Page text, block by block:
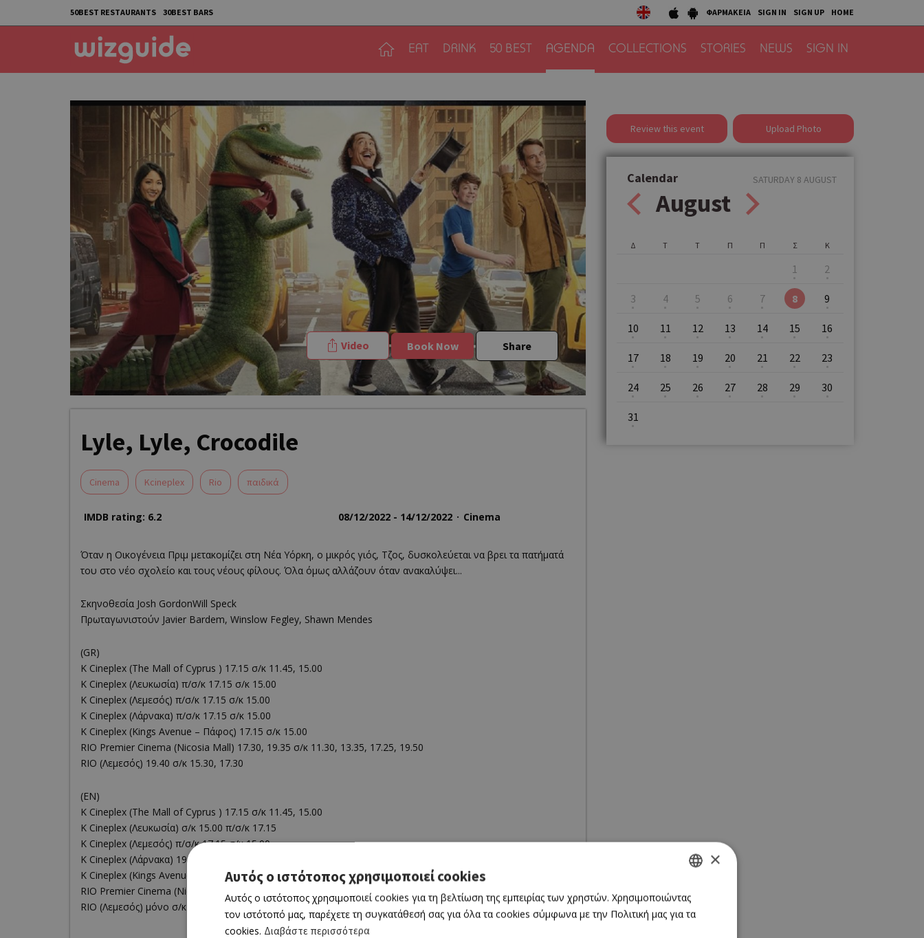
50BEST RESTAURANTS 30BEST BARS ΦΑΡΜΑΚΕΙΑ SIGN IN SIGN UP HOME
EAT DRINK 50 BEST AGENDA COLLECTIONS STORIES NEWS SIGN IN
Video Book Now Share
Lyle, Lyle, Crocodile
Cinema Kcineplex Rio παιδικά
IMDB rating: 6.2 08/12/2022 - 14/12/2022 Cinema
Όταν η Οικογένεια Πριμ μετακομίζει στη Νέα Υόρκη, ο μικρός γιός, Τζος, δυσκολεύεται να βρει τα πατήματά
του στο νέο σχολείο και τους νέους φίλους. Όλα όμως αλλάζουν όταν ανακαλύψει...
Σκηνοθεσία Josh GordonWill Speck
Πρωταγωνιστούν Javier Bardem, Winslow Fegley, Shawn Mendes
(GR)
K Cineplex (The Mall of Cyprus ) 17.15 σ/κ 11.45, 15.00
K Cineplex (Λευκωσία) π/σ/κ 17.15 σ/κ 15.00
K Cineplex (Λεμεσός) π/σ/κ 17.15 σ/κ 15.00
K Cineplex (Λάρνακα) π/σ/κ 17.15 σ/κ 15.00
K Cineplex (Kings Avenue – Πάφος) 17.15 σ/κ 15.00
RΙΟ Premier Cinema (Νicosia Mall) 17.30, 19.35 σ/κ 11.30, 13.35, 17.25, 19.50
RIO (Λεμεσός) 19.40 σ/κ 15.30, 17.30
(EN)
K Cineplex (The Mall of Cyprus ) 17.15 σ/κ 11.45, 15.00
K Cineplex (Λευκωσία) σ/κ 15.00 π/σ/κ 17.15
K Cineplex (Λεμεσός) π/σ/κ 17.15 σ/κ 15.00
K Cineplex (Λάρνακα) 19.30 π/σ/κ 17.15 σ/κ 15.00
K Cineplex (Kings Avenue – Πάφος) 19.15 σ/κ 15.00
RΙΟ Premier Cinema (Νicosia Mall) 17.30 σ/κ 11.30, 13.35, 15.40, 17.45
RIO (Λεμεσός) μόνο σ/κ 15.30, 17.30
Review this event Upload Photo
Calendar
August
SATURDAY 8 AUGUST
Δ Τ Τ Π Π Σ
1
Κ
2
3 4 5 6 7 8 9
10 11 12 13 14 15 16
17 18 19 20 21 22 23
24 25 26 27 28 29 30
31
GREEK
ENGLISH
×
Αυτός ο ιστότοπος χρησιμοποιεί cookies
Αυτός ο ιστότοπος χρησιμοποιεί cookies για τη βελτίωση της εμπειρίας των χρηστών. Χρησιμοποιώντας
τον ιστότοπό μας, παρέχετε τη συγκατάθεσή σας για όλα τα cookies σύμφωνα με την Πολιτική μας για τα
cookies. Διαβάστε περισσότερα